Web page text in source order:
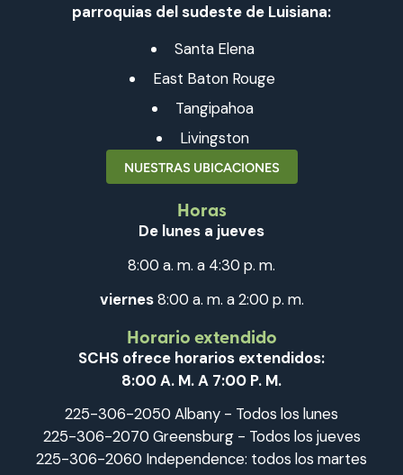
parroquias del sudeste de Luisiana:
Santa Elena
East Baton Rouge
Tangipahoa
Livingston
NUESTRAS UBICACIONES
Horas
De lunes a jueves
8:00 a. m. a 4:30 p. m.
viernes8:00 a. m. a 2:00 p. m.
Horario extendido
SCHS ofrece horarios extendidos:
8:00 A. M. A 7:00 P. M.
225-306-2050 Albany - Todos los lunes
225-306-2070 Greensburg - Todos los jueves
225-306-2060 Independence: todos los martes